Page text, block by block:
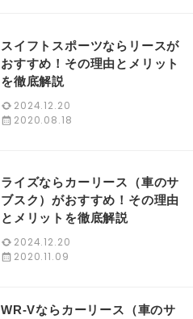
スイフトスポーツならリースが
おすすめ！その理由とメリット
を徹底解説
2024.12.20
2020.08.18
ライズならカーリース（車のサ
ブスク）がおすすめ！その理由
とメリットを徹底解説
2024.12.20
2020.11.09
WR-Vならカーリース（車のサ